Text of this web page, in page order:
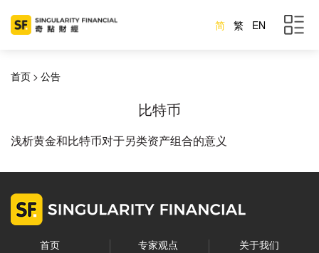
简 繁 EN
首页 > 公告
比特币
浅析黄金和比特币对于另类资产组合的意义
首页
专家观点
关于我们